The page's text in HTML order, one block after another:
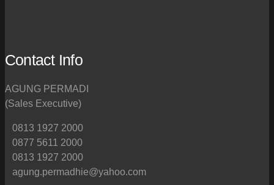
Contact Info
AGUNG PERMADI
(Sales Executive)
0813 1927 2000
0877 5611 2000
0813 1927 2000
agung.permadhie@yahoo.com